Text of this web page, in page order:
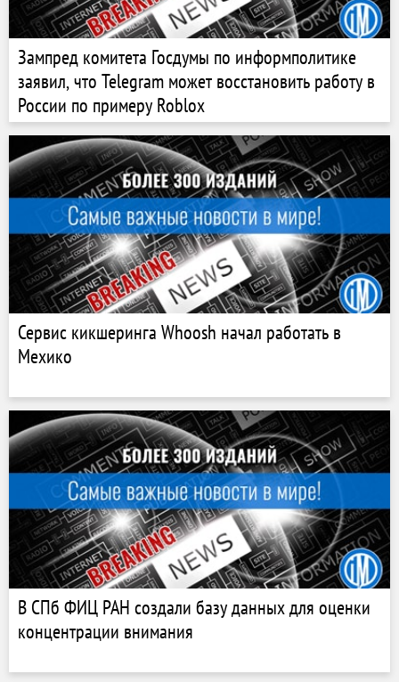
Зампред комитета Госдумы по информполитике
заявил, что Telegram может восстановить работу в
России по примеру Roblox
Сервис кикшеринга Whoosh начал работать в
Мехико
В СПб ФИЦ РАН создали базу данных для оценки
концентрации внимания